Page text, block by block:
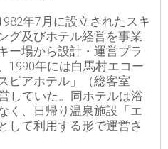
年7月に設立されたスキ
グ及びホテル経営を事業
ー場から設計・運営プラ
1990年には白馬村エコー
ピアホテル」（総客室
していた。同ホテルは浴
く、日帰り温泉施設「エ
して利用する形で運営さ